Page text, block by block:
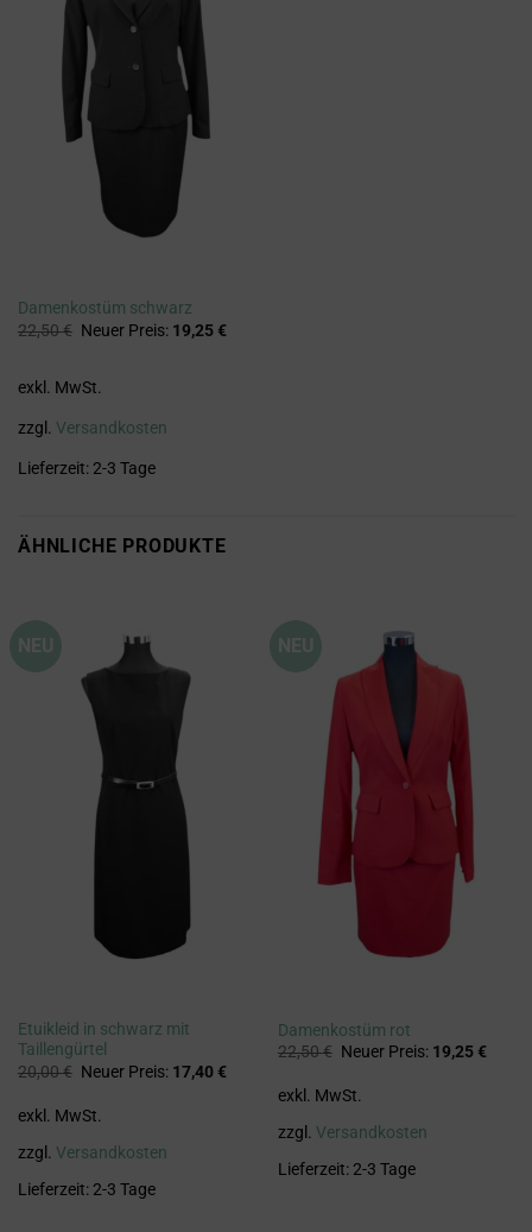
Damenkostüm schwarz
22,50€ Ursprünglicher
Neuer Preis: 19,25€Aktueller
exkl. MwSt.
zzgl. Versandkosten
Lieferzeit: 2-3 Tage
ÄHNLICHE PRODUKTE
NEU
Etuikleid in schwarz mit
Taillengürtel
20,00€ Ursprünglicher
20,00 €
Neuer Preis: 17,40€Aktueller
exkl. MwSt.
zzgl. Versandkosten
Lieferzeit: 2-3 Tage
NEU
Damenkostüm rot
22,50€ Ursprünglicher
22,50 €
Neuer Preis: 19,25€
exkl. MwSt.
zzgl. Versandkosten
Lieferzeit: 2-3 Tage